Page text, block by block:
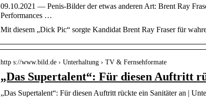
09.10.2021 — Penis-Bilder der etwas anderen Art: Brent Ray
Performances …
Mit diesem „Dick Pic“ sorgte Kandidat Brent Ray Fraser für
http s://www.bild.de › Unterhaltung › TV & Fernsehformate
„Das Supertalent“: Für diesen Auftritt
„Das Supertalent“: Für diesen Auftritt rückte ein Sanitäter an |